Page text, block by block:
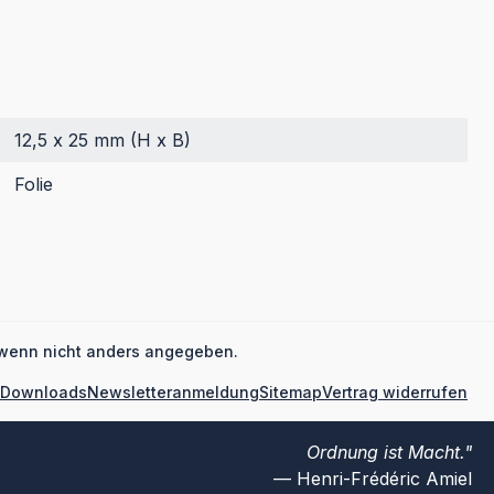
12,5 x 25 mm (H x B)
Folie
nicht anders angegeben.
DownloadsNewsletteranmeldungSitemapVertrag widerrufen
Ordnung ist Macht.
Henri-Frédéric Amiel